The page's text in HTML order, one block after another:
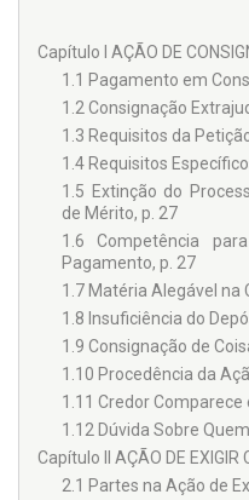
consignação em
Possessórias; Divisão e
Ação de Dissolução
Partilha e seus
de Terceiro; Ação de
de Família; Ação
Regulação de Avaria
Notificação Judicial;
Extinção de União Estável
Casamento;
Bens dos Ausentes;
Fiscalização das
Marítimos e dos
Bordo.
Nesta obra, são
variados atos
advogados e todos os
processo.
Maratona Jurídica da
Intercâmbio Jurídico-
Internacional e
Mercosul.
Capítulo I AÇÃO DE
1.1 Pagamento em
1.2 Consignação
1.3 Requisitos da
1.4 Requisitos
1.5 Extinção do
de Mérito, p. 27
1.6 Competência
Pagamento, p. 27
1.7 Matéria Alegável na
1.8 Insuficiência do
1.9 Consignação de
1.10 Procedência da
1.11 Credor Comparece
1.12 Dúvida Sobre
Capítulo II AÇÃO DE EXIGIR
2.1 Partes na Ação de